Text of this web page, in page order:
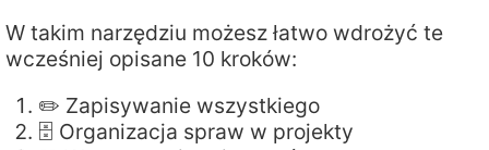
W takim narzędziu możesz łatwo wdrożyć te
wcześniej opisane 10 kroków:
✏️ Zapisywanie wszystkiego
🗄️ Organizacja spraw w projekty